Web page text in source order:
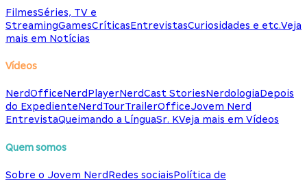
FilmesSéries, TV e
StreamingGamesCríticasEntrevistasCuriosidades e etc.Veja
mais em Notícias
Vídeos
NerdOfficeNerdPlayerNerdCast StoriesNerdologiaDepois
do ExpedienteNerdTourTrailerOfficeJovem Nerd
EntrevistaQueimando a LínguaSr. KVeja mais em Vídeos
Quem somos
Sobre o Jovem NerdRedes sociaisPolítica de